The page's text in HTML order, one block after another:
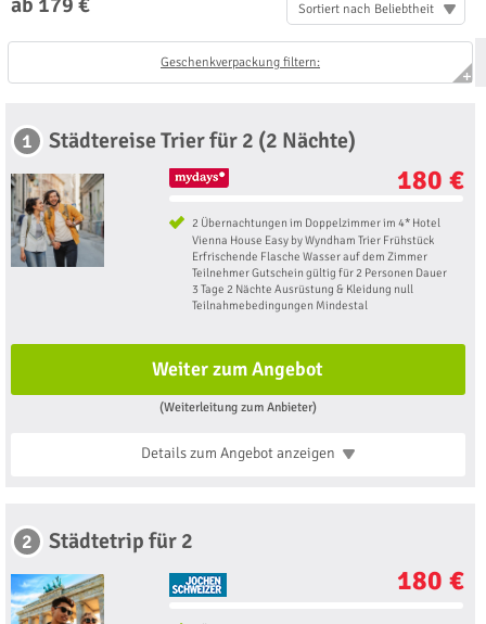
Sortiert nach Beliebtheit
Geschenkverpackung filtern:
1 Städtereise Trier für 2 (2 Nächte)
180 €
2 Übernachtungen im Doppelzimmer im 4* Hotel
Vienna House Easy by Wyndham Trier Frühstück
Erfrischende Flasche Wasser auf dem Zimmer
Teilnehmer Gutschein gültig für 2 Personen Dauer
3 Tage 2 Nächte Ausrüstung & Kleidung null
Teilnahmebedingungen Mindestal
Weiter zum Angebot
(Weiterleitung zum Anbieter)
Details zum Angebotanzeigen
2 Städtetrip für 2
180 €